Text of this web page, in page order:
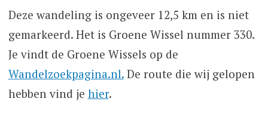
Deze wandeling is ongeveer 12,5 km en is niet
gemarkeerd. Het is Groene Wissel nummer 330.
Je vindt de Groene Wissels op de
Wandelzoekpagina.nl.De route die wij gelopen
hebben vind je hier.